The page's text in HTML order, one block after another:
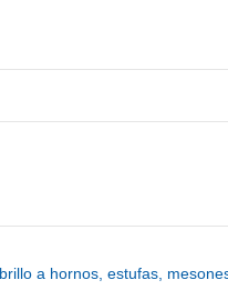
a hornos, estufas,